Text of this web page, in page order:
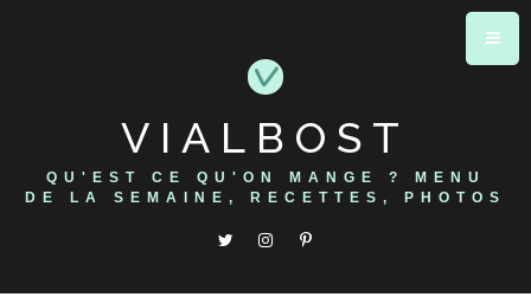
VIALBOST
QU'EST CE QU'ON MANGE ? MENU
DE LA SEMAINE, RECETTES, PHOTOS